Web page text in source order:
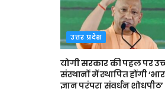
उत्तर प्रदेश
योगी सरकार की पहल पर
संस्थानों में स्थापित होंगी
ज्ञान परंपरा संवर्धन शोधपीठ’